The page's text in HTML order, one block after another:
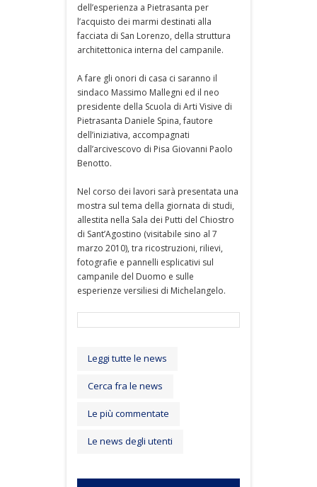
dell’esperienza a Pietrasanta per
l’acquisto dei marmi destinati alla
facciata di San Lorenzo, della struttura
architettonica interna del campanile.
A fare gli onori di casa ci saranno il
sindaco Massimo Mallegni ed il neo
presidente della Scuola di Arti Visive di
Pietrasanta Daniele Spina, fautore
dell’iniziativa, accompagnati
dall’arcivescovo di Pisa Giovanni Paolo
Benotto.
Nel corso dei lavori sarà presentata una
mostra sul tema della giornata di studi,
allestita nella Sala dei Putti del Chiostro
di Sant’Agostino (visitabile sino al 7
marzo 2010), tra ricostruzioni, rilievi,
fotografie e pannelli esplicativi sul
campanile del Duomo e sulle
esperienze versiliesi di Michelangelo.
Leggi tutte le news
Cerca fra le news
Le più commentate
Le news degli utenti